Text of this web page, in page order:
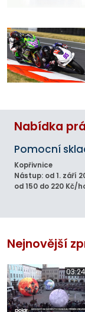
Nabídka
Pomocní
Kopřivnice
Nástup: od 1. září
od 150 do 220 Kč/
Nejnovější
03:24